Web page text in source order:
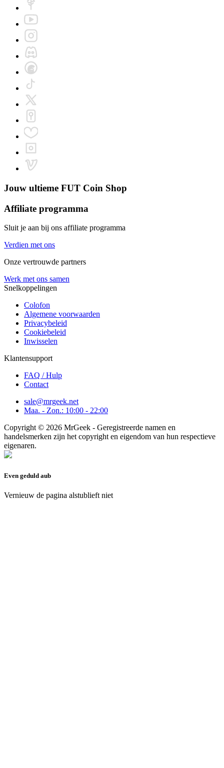
Jouw ultieme FUT Coin Shop
Affiliate programma
Sluit je aan bij ons affiliate programma
Verdien met ons
Onze vertrouwde partners
Werk met ons samen
Snelkoppelingen
Colofon
Algemene voorwaarden
Privacybeleid
Cookiebeleid
Inwisselen
Klantensupport
FAQ / Hulp
Contact
sale@mrgeek.net
Maa. - Zon.: 10:00 - 22:00
Copyright © 2026 MrGeek - Geregistreerde namen en
handelsmerken zijn het copyright en eigendom van hun respectieve
eigenaren.
Even geduld aub
Vernieuw de pagina alstublieft niet